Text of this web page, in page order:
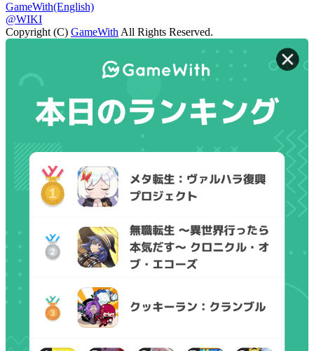
GameWith(English)
@WIKI
Copyright (C) GameWith All Rights Reserved.